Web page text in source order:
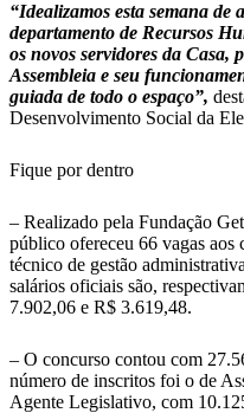
“Idealizamos esta semana
departamento de Recursos
os novos servidores da Casa,
Assembleia e seu
guiada de todo o espaço”,
Desenvolvimento Social da
Fique por dentro
– Realizado pela Fundação
público ofereceu 66 vagas
técnico de gestão
salários oficiais são,
7.902,06 e R$ 3.619,48.
– O concurso contou com
número de inscritos foi o de
Agente Legislativo, com